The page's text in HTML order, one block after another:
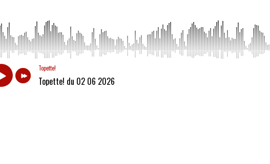
Topette!
Topette! du 02 06 2026